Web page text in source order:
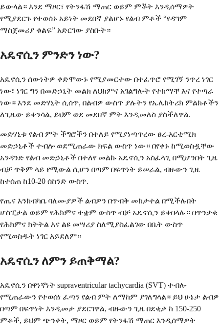
ይውላል። እንደ ማዞር፣ የትንፋሽ ማጠር ወይም ምቾት እንዲሰማዎት
የሚያደርጉ የተወሰኑ አይነት መደበኛ ያልሆኑ የልብ ምቶች “የዳግም
ማስጀመሪያ ቁልፍ” አድርገው ያስቡት።
አዴኖሲን ምንድን ነው?
አዴኖሲን ሰውነትዎ ቀድሞውኑ የሚያመርተው በተፈጥሮ የሚገኝ ንጥረ ነገር
ነው፣ ነገር ግን በመድኃኒት መልክ ለህክምና አገልግሎት የተከማቸ እና የተጣራ
ነው። እንደ መድሃኒት ሲሰጥ, በልብዎ ውስጥ ያሉትን የኤሌክትሪክ ምልክቶችን
ለጊዜው ይቀንሳል, ይህም ወደ መደበኛ ምት እንዲመለስ ያስችለዋል.
መድሃኒቱ የልብ ምት ችግሮችን በተለይ የሚያነጣጥረው ፀረ-አርቲሚክ
መድኃኒቶች ተብሎ ወደሚጠራው ክፍል ውስጥ ነው። በየቀኑ ከሚወስዷቸው
አንዳንድ የልብ መድኃኒቶች በተለየ መልኩ አዴኖሲን አስፈላጊ በሚሆንበት ጊዜ
ብቻ ጥቅም ላይ የሚውል ሲሆን በጣም በፍጥነት ይሠራል, ብዙውን ጊዜ
ከተሰጠ ከ10-20 ሰከንድ ውስጥ.
የጤና እንክብካቤ ባለሙያዎች ልብዎን በጥብቅ መከታተል በሚችሉበት
ሆስፒታል ወይም የሕክምና ተቋም ውስጥ ብቻ አዴኖሲን ይቀበላሉ። በጥንቃቄ
የሕክምና ክትትል እና ልዩ መሣሪያ ስለሚያስፈልገው በቤት ውስጥ
የሚወስዱት ነገር አይደለም።
አዴኖሲን ለምን ይጠቅማል?
አዴኖሲን በዋነኛነት supraventricular tachycardia (SVT) ተብሎ
የሚጠራውን የተወሰነ ፈጣን የልብ ምት ለማከም ያገለግላል። ይህ ሁኔታ ልብዎ
በጣም በፍጥነት እንዲመታ ያደርገዋል, ብዙውን ጊዜ በደቂቃ ከ 150-250
ምቶች, ይህም ጭንቀት, ማዞር ወይም የትንፋሽ ማጠር እንዲሰማዎት